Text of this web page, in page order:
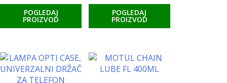
POGLEDAJ
PROIZVOD
POGLEDAJ
PROIZVOD